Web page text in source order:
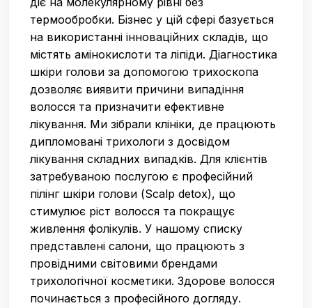
термообробки. Бізнес у цій сфері базується
на використанні інноваційних складів, що
містять амінокислоти та ліпіди. Діагностика
шкіри голови за допомогою трихоскопа
дозволяє виявити причини випадіння
волосся та призначити ефективне
лікування. Ми зібрали клініки, де працюють
дипломовані трихологи з досвідом
лікування складних випадків. Для клієнтів
затребуваною послугою є професійний
пілінг шкіри голови (Scalp detox), що
стимулює ріст волосся та покращує
живлення фолікулів. У нашому списку
представлені салони, що працюють з
провідними світовими брендами
трихологічної косметики. Здорове волосся
починається з професійного догляду.